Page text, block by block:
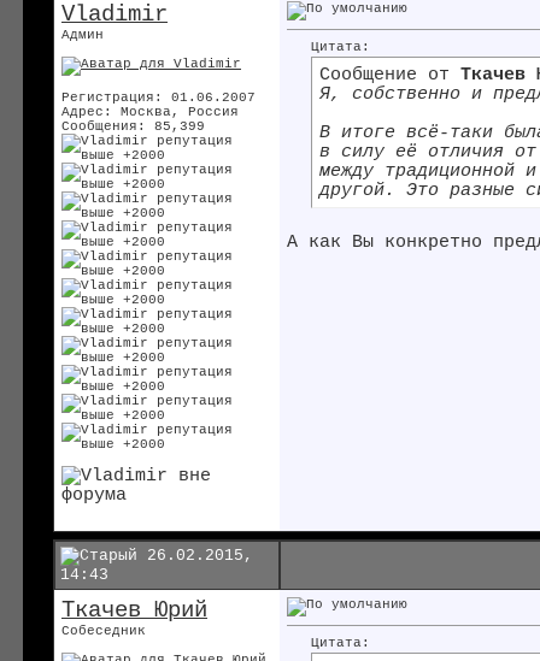
Vladimir
Админ
Регистрация: 01.06.2007
Адрес: Москва, Россия
Сообщения: 85,399
Цитата:
Сообщение от Ткачев
Я, собственно и
В итоге всё-таки
в силу её отличия
между традиционной
другой. Это разные
А как Вы конкретно
26.02.2015,
14:43
Ткачев Юрий
Собеседник
Цитата: